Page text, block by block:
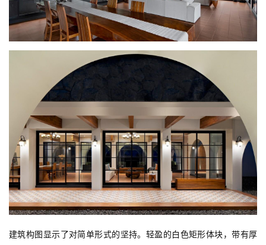
建筑构图显示了对简单形式的坚持。轻盈的白色矩形体块，带有厚